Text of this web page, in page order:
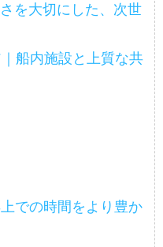
を大切にした、次世
船内施設と上質な共
での時間をより豊か